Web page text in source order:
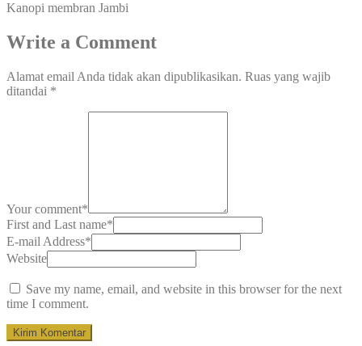
Kanopi membran Jambi
Write a Comment
Alamat email Anda tidak akan dipublikasikan. Ruas yang wajib
ditandai *
Your comment*
First and Last name*
E-mail Address*
Website
Save my name, email, and website in this browser for the next
time I comment.